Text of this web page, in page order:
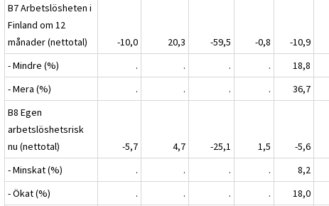
B7 Arbetslösheten i
Finland om 12
månader (nettotal)
-10,0 20,3 -59,5 -0,8 -10,9
- Mindre (%)
. . . . 18,8
- Mera (%)
. . . . 36,7
B8 Egen
arbetslöshetsrisk
nu (nettotal)
-5,7 4,7 -25,1 1,5 -5,6
- Minskat (%)
. . . . 8,2
- Ökat (%)
. . . . 18,0